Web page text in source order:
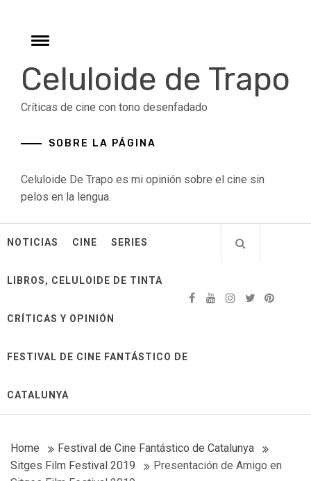
contentToggle
Celuloide de Trapo
Críticas de cine con tono desenfadado
SOBRE LA PÁGINA
Celuloide De Trapo es mi opinión sobre el cine sin
pelos en la lengua.
NOTICIAS CINE SERIES
LIBROS, CELULOIDE DE TINTA
CRÍTICAS Y OPINIÓN
FESTIVAL DE CINE FANTÁSTICO DE
CATALUNYA
Home
Festival de Cine Fantástico de Catalunya
Sitges Film Festival 2019
Presentación de Amigo en